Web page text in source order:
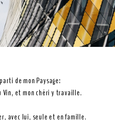
de mon Paysage:
Vin, et mon chéri y travaille.
avec lui, seule et en famille.